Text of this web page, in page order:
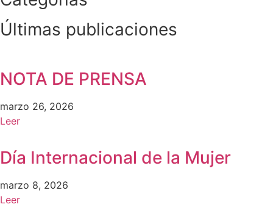
Últimas publicaciones
NOTA DE PRENSA
marzo 26, 2026
Leer
Día Internacional de la Mujer
marzo 8, 2026
Leer